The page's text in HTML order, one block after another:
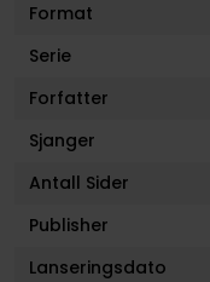
Format
Serie
Forfatter
Sjanger
Antall Sider
Publisher
Lanseringsdato